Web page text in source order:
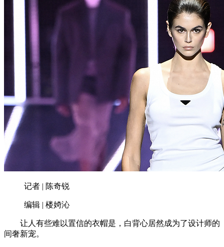
记者 | 陈奇锐
编辑 | 楼婍沁
让人有些难以置信的衣帽是，白背心居然成为了设计师的
间奢新宠。